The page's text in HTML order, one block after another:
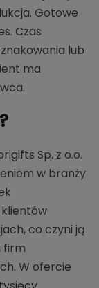
Gotowe
Czas
lub
ma
Sp. z o.o.
w branży
klientów
co czyni ją
firm
W ofercie